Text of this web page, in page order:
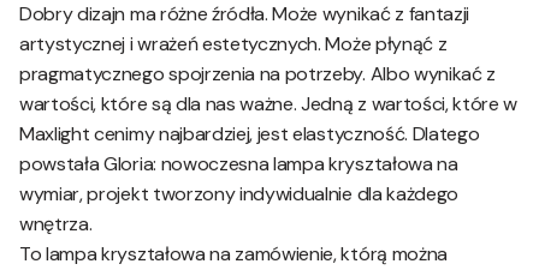
Dobry dizajn ma różne źródła. Może wynikać z fantazji
artystycznej i wrażeń estetycznych. Może płynąć z
pragmatycznego spojrzenia na potrzeby. Albo wynikać z
wartości, które są dla nas ważne. Jedną z wartości, które w
Maxlight cenimy najbardziej, jest elastyczność. Dlatego
powstała Gloria: nowoczesna lampa kryształowa na
wymiar, projekt tworzony indywidualnie dla każdego
wnętrza.
To lampa kryształowa na zamówienie, którą można